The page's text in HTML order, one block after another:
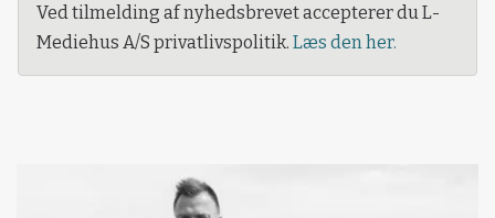
Ved tilmelding af nyhedsbrevet accepterer du L-
Mediehus A/S privatlivspolitik. Læs den her.